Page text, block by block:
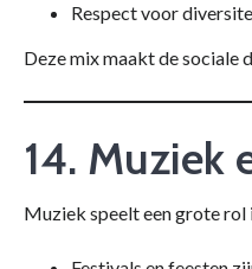
Respect voor
Deze mix maakt de sociale
14. Muziek
Muziek speelt een grote rol